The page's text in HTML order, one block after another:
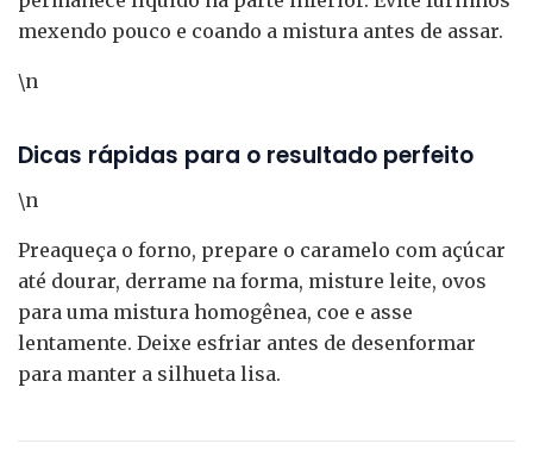
mexendo pouco e coando a mistura antes de assar.
\n
Dicas rápidas para o resultado perfeito
\n
Preaqueça o forno, prepare o caramelo com açúcar
até dourar, derrame na forma, misture leite, ovos
para uma mistura homogênea, coe e asse
lentamente. Deixe esfriar antes de desenformar
para manter a silhueta lisa.